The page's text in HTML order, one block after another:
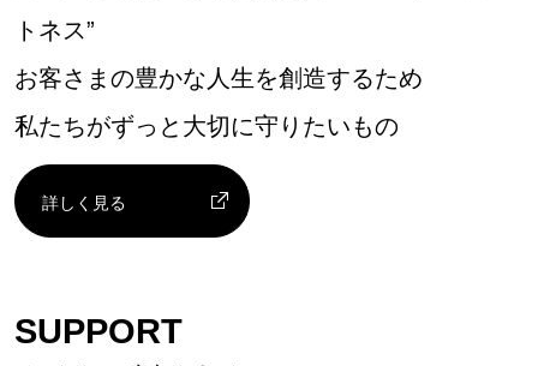
トネス”
お客さまの豊かな人生を創造するため
私たちがずっと大切に守りたいもの
詳しく見る
SUPPORT